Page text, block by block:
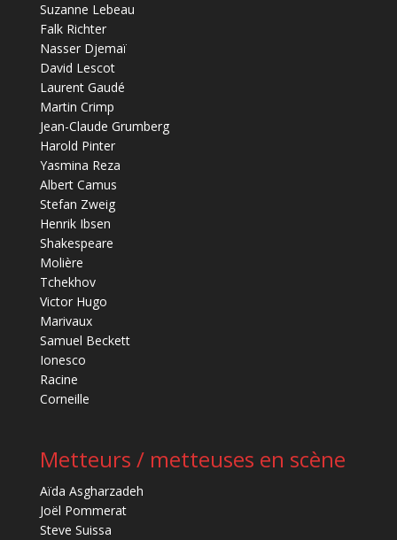
Suzanne Lebeau
Falk Richter
Nasser Djemaï
David Lescot
Laurent Gaudé
Martin Crimp
Jean-Claude Grumberg
Harold Pinter
Yasmina Reza
Albert Camus
Stefan Zweig
Henrik Ibsen
Shakespeare
Molière
Tchekhov
Victor Hugo
Marivaux
Samuel Beckett
Ionesco
Racine
Corneille
Metteurs / metteuses en scène
Aïda Asgharzadeh
Joël Pommerat
Steve Suissa